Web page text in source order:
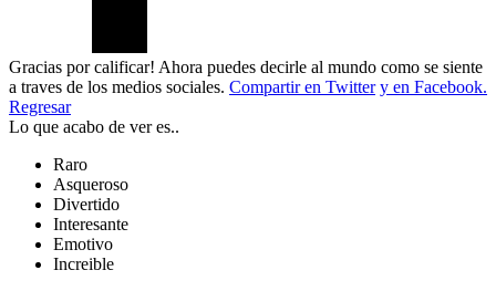
Gracias por calificar! Ahora puedes decirle al mundo como se siente
a traves de los medios sociales. Compartir en Twitter y en Facebook.
Regresar
Lo que acabo de ver es..
Raro
Asqueroso
Divertido
Interesante
Emotivo
Increible